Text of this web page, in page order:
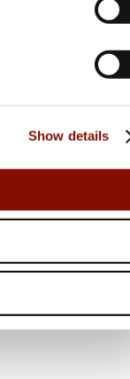
Show details